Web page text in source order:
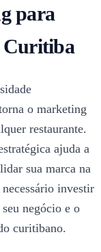
para
Curitiba
o marketing
restaurante.
ajuda a
sua marca na
investir
negócio e o
curitibano.